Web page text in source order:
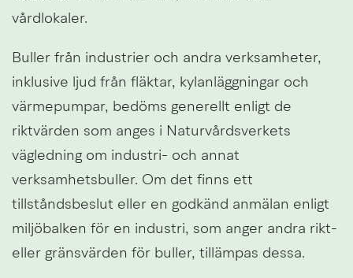
vårdlokaler.
Buller från industrier och andra verksamheter,
inklusive ljud från fläktar, kylanläggningar och
värmepumpar, bedöms generellt enligt de
riktvärden som anges i Naturvårdsverkets
vägledning om industri- och annat
verksamhetsbuller. Om det finns ett
tillståndsbeslut eller en godkänd anmälan enligt
miljöbalken för en industri, som anger andra rikt-
eller gränsvärden för buller, tillämpas dessa.